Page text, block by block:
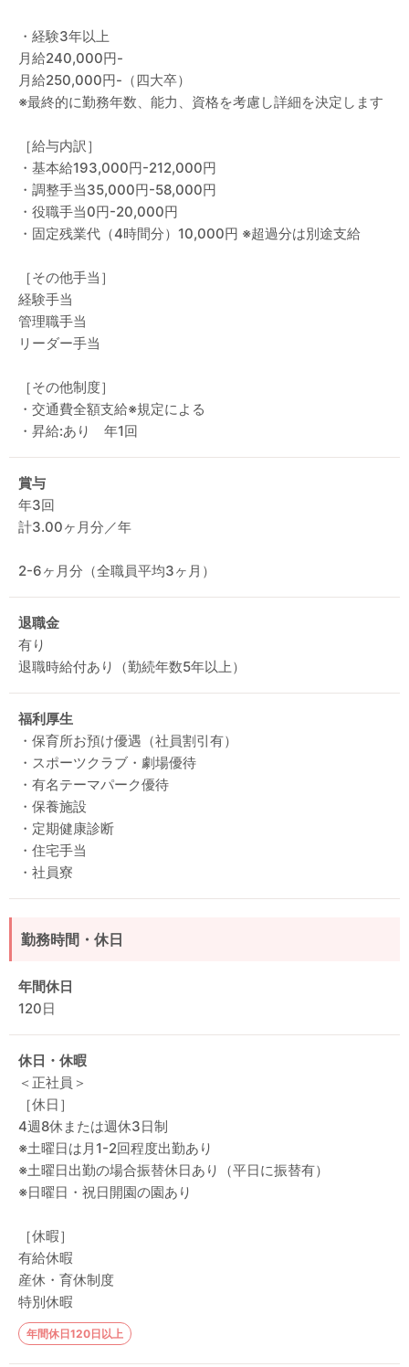
・経験3年以上
月給240,000円-
月給250,000円-（四大卒）
※最終的に勤務年数、能力、資格を考慮し詳細を決定します
［給与内訳］
・基本給193,000円-212,000円
・調整手当35,000円-58,000円
・役職手当0円-20,000円
・固定残業代（4時間分）10,000円 ※超過分は別途支給
［その他手当］
経験手当
管理職手当
リーダー手当
［その他制度］
・交通費全額支給※規定による
・昇給:あり 年1回
賞与
年3回
計3.00ヶ月分／年
2-6ヶ月分（全職員平均3ヶ月）
退職金
有り
退職時給付あり（勤続年数5年以上）
福利厚生
・保育所お預け優遇（社員割引有）
・スポーツクラブ・劇場優待
・有名テーマパーク優待
・保養施設
・定期健康診断
・住宅手当
・社員寮
勤務時間・休日
年間休日
120日
休日・休暇
＜正社員＞
［休日］
4週8休または週休3日制
※土曜日は月1-2回程度出勤あり
※土曜日出勤の場合振替休日あり（平日に振替有）
※日曜日・祝日開園の園あり
［休暇］
有給休暇
産休・育休制度
特別休暇
年間休日120日以上